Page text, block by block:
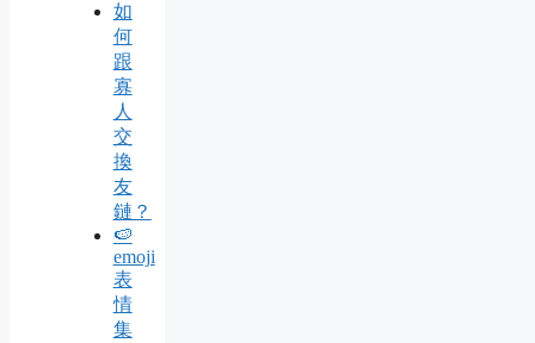
如
何
跟
寡
人
交
換
友
鏈？
🍉
emoji
表
情
集